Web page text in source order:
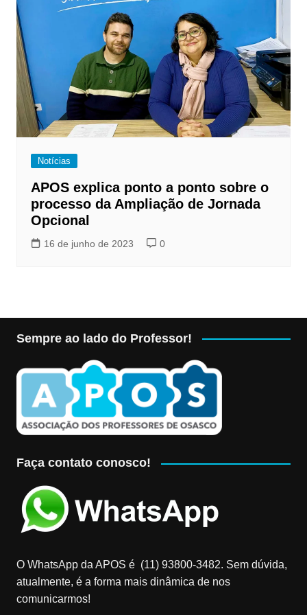
Notícias
APOS explica ponto a ponto sobre o
processo da Ampliação de Jornada
Opcional
16 de junho de 2023 0
Sempre ao lado do Professor!
Faça contato conosco!
O WhatsApp da APOS é (11) 93800-3482‬. Sem dúvida,
atualmente, é a forma mais dinâmica de nos
comunicarmos!